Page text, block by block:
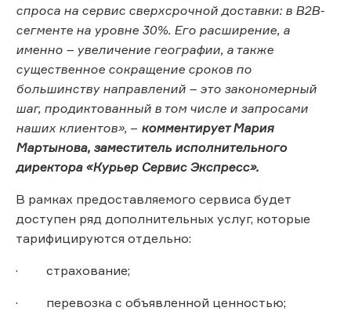
спроса на сервис сверхсрочной доставки: в В2В-
сегменте на уровне 30%. Его расширение, а
именно – увеличение географии, а также
существенное сокращение сроков по
большинству направлений – это закономерный
шаг, продиктованный в том числе и запросами
наших клиентов», – комментирует Мария
Мартынова, заместитель исполнительного
директора «Курьер Сервис Экспресс».
В рамках предоставляемого сервиса будет
доступен ряд дополнительных услуг, которые
тарифицируются отдельно:
· страхование;
· перевозка с объявленной ценностью;